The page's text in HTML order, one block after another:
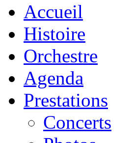
Accueil
Histoire
Orchestre
Agenda
Prestations
Concerts